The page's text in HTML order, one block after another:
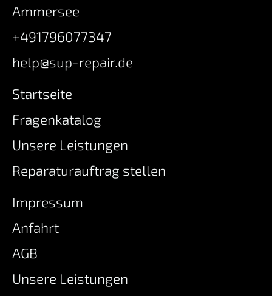
Ammersee
+491796077347
help@sup-repair.de
Startseite
Fragenkatalog
Unsere Leistungen
Reparaturauftrag stellen
Impressum
Anfahrt
AGB
Unsere Leistungen